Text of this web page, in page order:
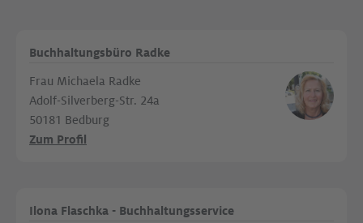
Buchhaltungsbüro Radke
Frau Michaela Radke
Adolf-Silverberg-Str. 24a
50181 Bedburg
Zum Profil
Ilona Flaschka - Buchhaltungsservice